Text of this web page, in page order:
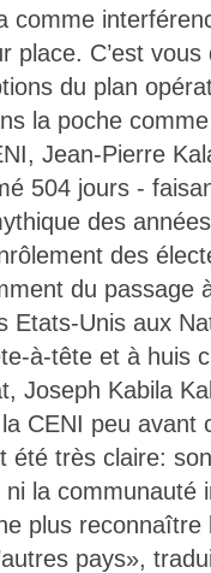
comme
place. C’est
du plan
la poche
Jean-Pierre
504 jours -
des
des
du passage
Etats-Unis aux
à-tête et à huis
Joseph Kabila
CENI peu avant
été très claire:
la communauté
plus
pays»,